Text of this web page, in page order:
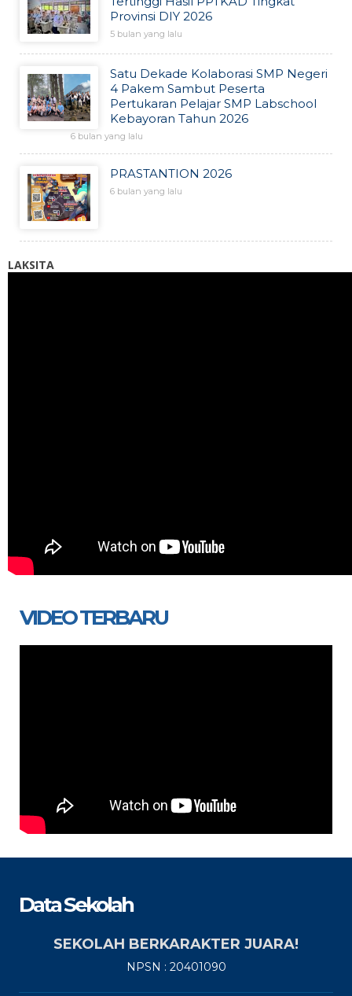
Provinsi DIY 2026
5 bulan yang lalu
Satu Dekade Kolaborasi SMP Negeri
4 Pakem Sambut Peserta
Pertukaran Pelajar SMP Labschool
Kebayoran Tahun 2026
6 bulan yang lalu
PRASTANTION 2026
6 bulan yang lalu
LAKSITA
VIDEO TERBARU
Data Sekolah
SEKOLAH BERKARAKTER JUARA!
NPSN : 20401090